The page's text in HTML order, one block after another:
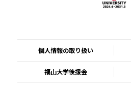
個人情報の取り扱い
福山大学後援会